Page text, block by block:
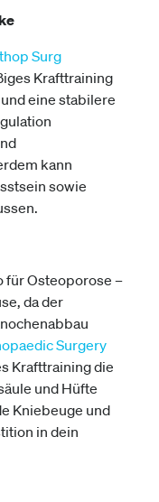
Surg
Krafttraining
eine stabilere
kann
sowie
für Osteoporose –
da der
Surgery
Krafttraining die
und Hüfte
Kniebeuge und
in dein